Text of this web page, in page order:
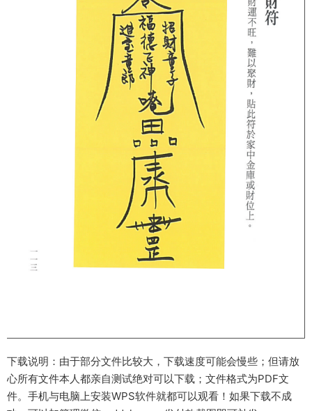
下载说明：由于部分文件比较大，下载速度可能会慢些；但请放
心所有文件本人都亲自测试绝对可以下载；文件格式为PDF文
件。手机与电脑上安装WPS软件就都可以观看！如果下载不成